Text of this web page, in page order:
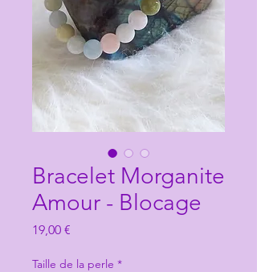
Bracelet Morganite
Amour - Blocage
19,00 €
Taille de la perle *